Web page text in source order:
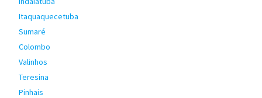
Itaquaquecetuba
Sumaré
Colombo
Valinhos
Teresina
Pinhais